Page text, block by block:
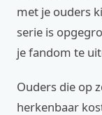
met je ouders
serie is
je fandom te
Ouders die op
herkenbaar